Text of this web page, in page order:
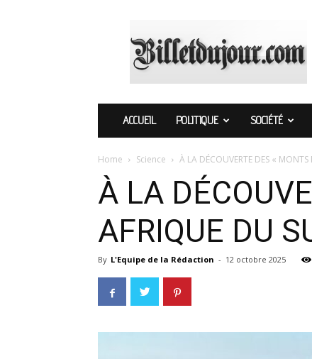
ACCUEIL POLITIQUE SOCIÉTÉ
Home Science À LA DÉCOUVERTE DES «
À LA
AFRIQUE DU
By L'Equipe de la Rédaction - 12 octobre 2025